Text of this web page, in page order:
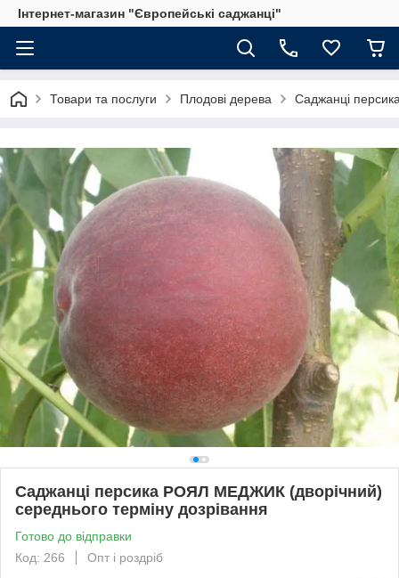
Інтернет-магазин "Європейські саджанці"
Товари та послуги Плодові дерева Саджанці
Саджанці персика РОЯЛ МЕДЖИК (дворічний)
середнього терміну дозрівання
Готово до відправки
Код: 266
Опт і роздріб